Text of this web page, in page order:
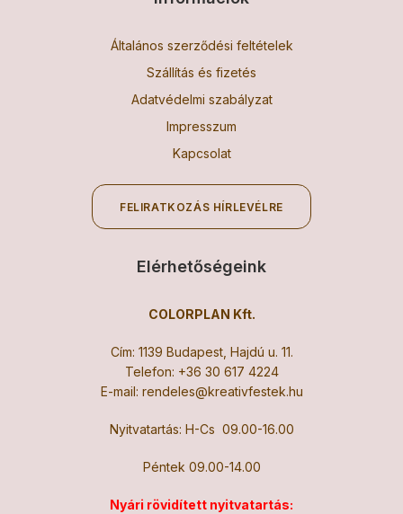
Általános szerződési feltételek
Szállítás és fizetés
Adatvédelmi szabályzat
Impresszum
Kapcsolat
FELIRATKOZÁS HÍRLEVÉLRE
Elérhetőségeink
COLORPLAN Kft.
Cím: 1139 Budapest, Hajdú u. 11.
Telefon: +36 30 617 4224
E-mail: rendeles@kreativfestek.hu
Nyitvatartás: H-Cs 09.00-16.00
Péntek 09.00-14.00
Nyári rövidített nyitvatartás: